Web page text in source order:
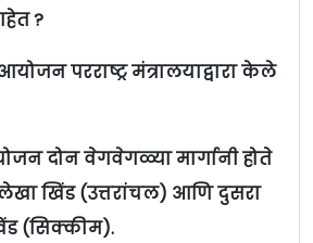
?
परराष्ट्र मंत्रालयाद्वारा केले
दोन वेगवेगळ्या मार्गानी होते
खिंड (उत्तरांचल) आणि दुसरा
(सिक्कीम).